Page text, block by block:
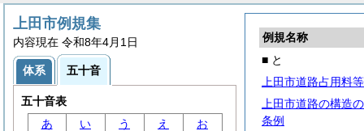
例規名称
■ と
上田市道路占用料
上田市道路の構造
条例
上田市例規集
内容現在 令和8年4月1日
体系 五十音
五十音表
あ
い う え
お